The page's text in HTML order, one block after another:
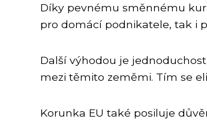
Díky pevnému směnnému
pro domácí podnikatele, tak i
Další výhodou je
mezi těmito zeměmi. Tím se
Korunka EU také posiluje